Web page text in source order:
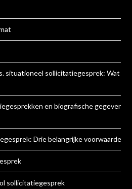
situationeel sollicitatiegesprek: Wat is
en biografische gegevens
Drie belangrijke voorwaarden
sollicitatiegesprek